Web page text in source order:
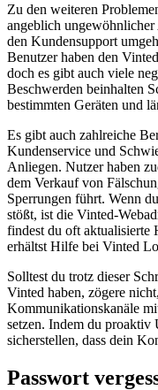
Zu den weiteren
angeblich
den Kundensupport
Benutzer haben den
doch es gibt auch viele
Beschwerden beinhalten
bestimmten Geräten und
Es gibt auch zahlreiche
Kundenservice und
Anliegen. Nutzer haben
dem Verkauf von
Sperrungen führt. Wenn
stößt, ist die Vinted-
findest du oft aktualisierte
erhältst Hilfe bei Vinted
Solltest du trotz dieser
Vinted haben, zögere
Kommunikationskanäle
setzen. Indem du proaktiv
sicherstellen, dass dein
Passwort